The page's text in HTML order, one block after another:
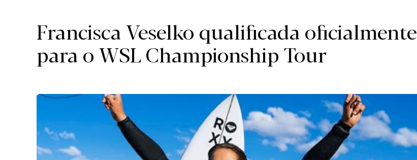
Francisca Veselko qualificada oficialmente
para o WSL Championship Tour